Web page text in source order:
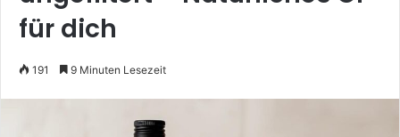
für dich
191 9 Minuten Lesezeit